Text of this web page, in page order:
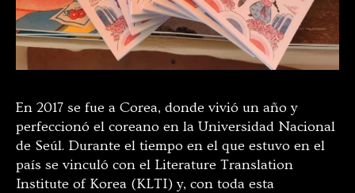
En 2017 se fue a Corea, donde vivió un año y
perfeccionó el coreano en la Universidad Nacional
de Seúl. Durante el tiempo en el que estuvo en el
país se vinculó con el Literature Translation
Institute of Korea (KLTI) y, con toda esta